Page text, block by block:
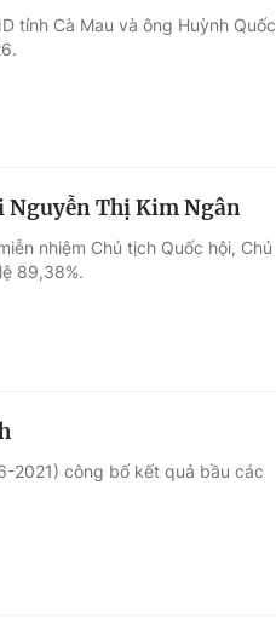
Học trực tuyến
tỉnh Cà Mau và ông Huỳnh Quốc
Nguyễn Thị Kim Ngân
nhiệm Chủ tịch Quốc hội, Chủ
89,38%.
2021) công bố kết quả bầu các